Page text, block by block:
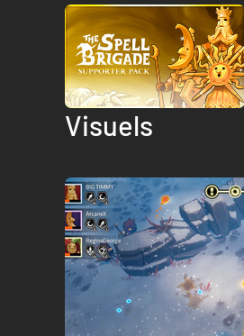
Visuels